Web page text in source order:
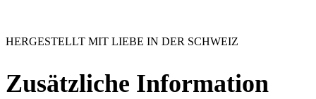
HERGESTELLT MIT LIEBE IN DER SCHWEIZ
Zusätzliche Information